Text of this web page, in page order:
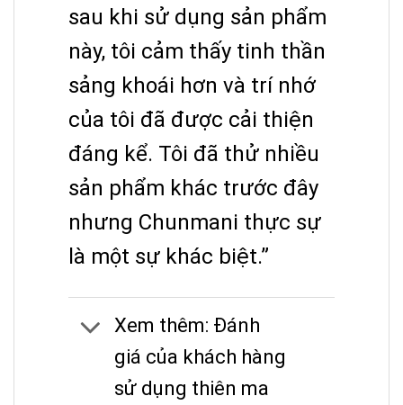
sau khi sử dụng sản phẩm
này, tôi cảm thấy tinh thần
sảng khoái hơn và trí nhớ
của tôi đã được cải thiện
đáng kể. Tôi đã thử nhiều
sản phẩm khác trước đây
nhưng Chunmani thực sự
là một sự khác biệt.”
Xem thêm: Đánh
giá của khách hàng
sử dụng thiên ma